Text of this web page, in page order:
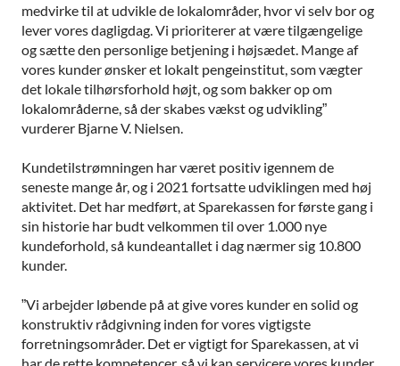
medvirke til at udvikle de lokalområder, hvor vi selv bor og
lever vores dagligdag. Vi prioriterer at være tilgængelige
og sætte den personlige betjening i højsædet. Mange af
vores kunder ønsker et lokalt pengeinstitut, som vægter
det lokale tilhørsforhold højt, og som bakker op om
lokalområderne, så der skabes vækst og udvikling”
vurderer Bjarne V. Nielsen.
Kundetilstrømningen har været positiv igennem de
seneste mange år, og i 2021 fortsatte udviklingen med høj
aktivitet. Det har medført, at Sparekassen for første gang i
sin historie har budt velkommen til over 1.000 nye
kundeforhold, så kundeantallet i dag nærmer sig 10.800
kunder.
”Vi arbejder løbende på at give vores kunder en solid og
konstruktiv rådgivning inden for vores vigtigste
forretningsområder. Det er vigtigt for Sparekassen, at vi
har de rette kompetencer, så vi kan servicere vores kunder